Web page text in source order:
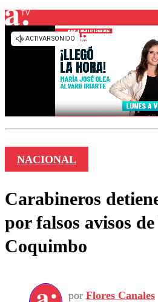
NACIONAL
Carabineros
por falsos avisos
Coquimbo
por Flores Canales